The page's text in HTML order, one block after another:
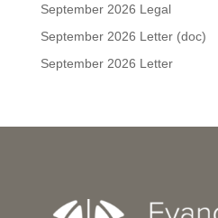
September 2026 Legal
September 2026 Letter (doc)
September 2026 Letter